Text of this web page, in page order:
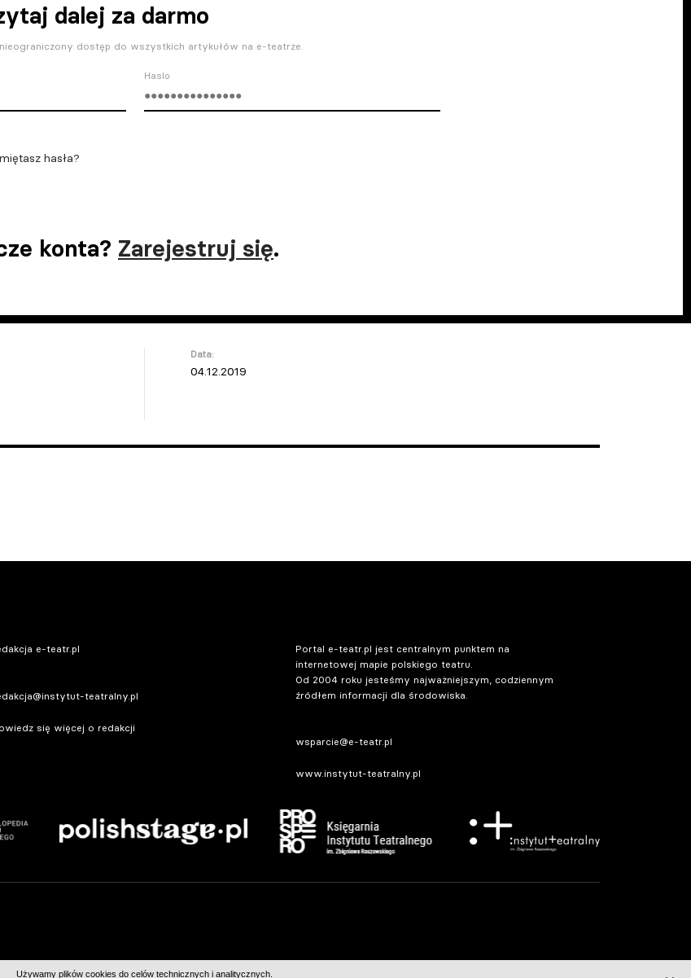
dalej za darmo
dostęp do wszystkich artykułów na e-teatrze.
Haslo
hasła?
konta? Zarejestruj się.
Data:
04.12.2019
e-teatr.pl
teatralny.pl
się więcej o redakcji
Portal e-teatr.pl jest centralnym punktem na
internetowej mapie polskiego teatru.
Od 2004 roku jesteśmy najważniejszym, codziennym
źródłem informacji dla środowiska.
wsparcie@e-teatr.pl
www.instytut-teatralny.pl
Używamy plików cookies do celów technicznych i analitycznych.